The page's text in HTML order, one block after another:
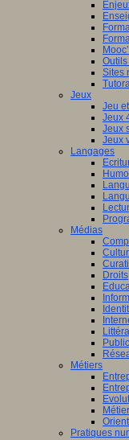
Sites
Jeux
Jeu
Jeux
Jeux
Jeux
Langages
Médias
Droits
Métiers
Pratiques